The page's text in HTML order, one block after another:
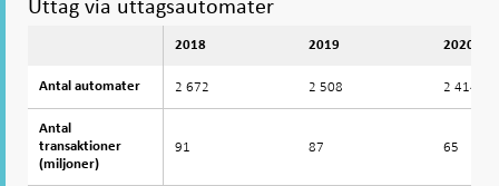
Antal automater
Antal
transaktioner
(miljoner)
Uttag via uttagsautomater
2018 2019 2020
Antal automater 2 672 2 508 2 414
Antal
transaktioner
(miljoner)
91 87 65